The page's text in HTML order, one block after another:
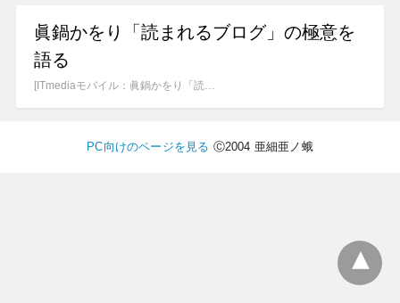
眞鍋かをり「読まれるブログ」の極意を
語る
[ITmediaモバイル：眞鍋かをり「読…
PC向けのページを見る Ⓒ2004 亜細亜ノ蛾